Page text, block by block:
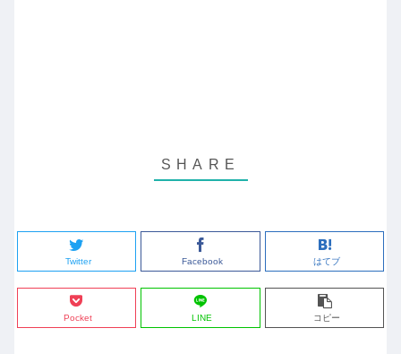
Twitter Facebook はてブ
Pocket LINE コピー